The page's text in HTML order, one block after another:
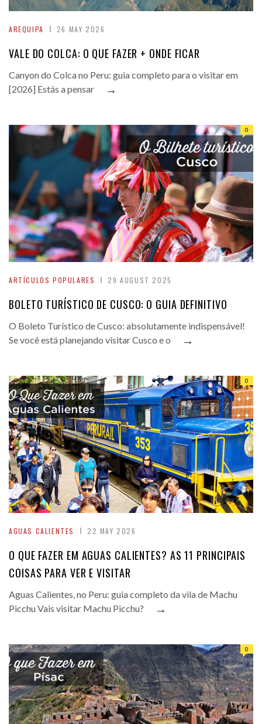
AREQUIPA 26 MAY 2026
VALE DO COLCA: O QUE FAZER + ONDE FICAR
Canyon do Colca no Peru: guia completo para o visitar em
[2026] Estás a pensar
→
ARTÍCULOS POPULARES 29 AUGUST 2025
0
BOLETO TURÍSTICO DE CUSCO: O GUIA DEFINITIVO
O Boleto Turístico de Cusco: absolutamente indispensável!
Se você está planejando visitar Cusco e o
→
AGUAS CALIENTES 22 MAY 2026
0
O QUE FAZER EM AGUAS CALIENTES? AS 11 PRINCIPAIS
COISAS PARA VER E VISITAR
Aguas Calientes, no Peru: guia completo da vila de Machu
Picchu Vais visitar Machu Picchu?
→
0